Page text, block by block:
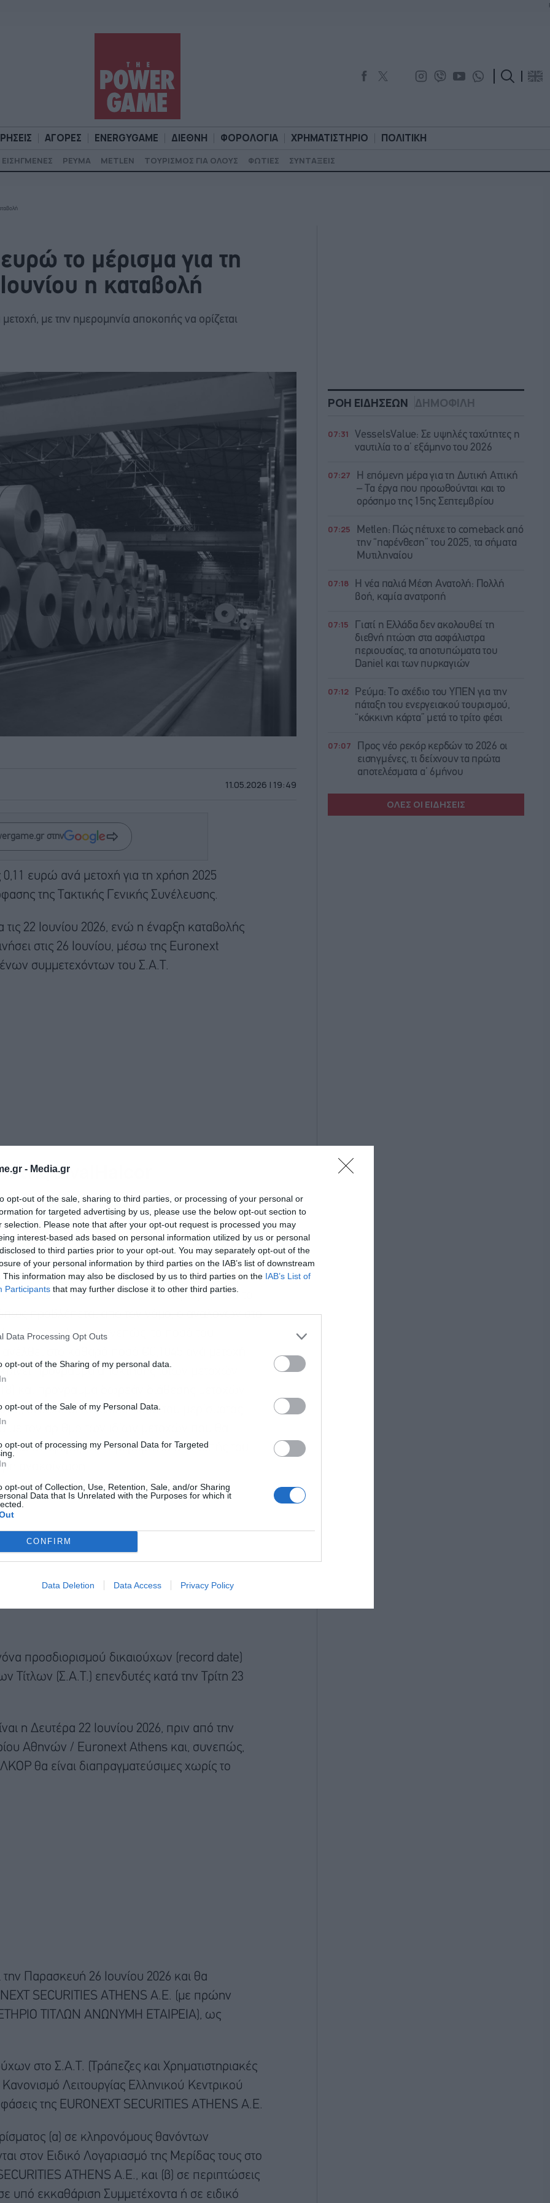
- Media.gr
opt-out of the sale, sharing to third parties, or processing of your personal or
for targeted advertising by us, please use the below opt-out section to
selection. Please note that after your opt-out request is processed you may
interest-based ads based on personal information utilized by us or personal
to third parties prior to your opt-out. You may separately opt-out of the
of your personal information by third parties on the IAB’s list of downstream
This information may also be disclosed by us to third parties on the IAB’s List of
Participants that may further disclose it to other third parties.
Data Processing Opt Outs
opt-out of the Sharing of my personal data.
opt-out of the Sale of my Personal Data.
opt-out of processing my Personal Data for Targeted
opt-out of Collection, Use, Retention, Sale, and/or Sharing
Data that Is Unrelated with the Purposes for which it
CONFIRM
Data Deletion Data Access Privacy Policy
ΑΓΟΡΕΣ ENERGYGAME ΔΙΕΘΝΗ ΦΟΡΟΛΟΓΙΑ ΧΡΗΜΑΤΙΣΤΗΡΙΟ ΠΟΛΙΤΙΚΗ
ΕΙΣΗΓΜΕΝΕΣ ΡΕΥΜΑ METLEN ΤΟΥΡΙΣΜΟΣ ΓΙΑ ΟΛΟΥΣ ΦΩΤΙΕΣ ΣΥΝΤΑΞΕΙΣ
το μέρισμα για τη
η καταβολή
με την ημερομηνία αποκοπής να ορίζεται
11.05.2026 | 19:49
στην
0,11 ευρώ ανά μετοχή για τη χρήση 2025
της Τακτικής Γενικής Συνέλευσης.
22 Ιουνίου 2026, ενώ η έναρξη καταβολής
στις 26 Ιουνίου, μέσω της Euronext
συμμετεχόντων του Σ.Α.Τ.
της ElvalHalcor
ΧΑΛΚΟΥ ΚΑΙ ΑΛΟΥΜΙΝΙΟΥ ΑΝΩΝΥΜΟΣ
εξής «ΕΛΒΑΛΧΑΛΚΟΡ») ανακοινώνει, σύμφωνα
του Χρηματιστηρίου Αθηνών, ότι με απόφαση
της, της 11ης Μαΐου 2026, το μέρισμα για
ανά μετοχή της ΕΛΒΑΛΧΑΛΚΟΡ, πλην των
και δεν δικαιούνται μέρισμα. Από το
προβλέπεται από τον νόμο, ο αναλογών στο
ανά μετοχή και, συνεπώς, το ποσό του
στο καθαρό ποσό €0,1045 ανά μετοχή.
πρόγραμμα απόκτησης ιδίων μετοχών
και πρόγραμμα δωρεάν διάθεσης μετοχών
ενδέχεται το τελικό ποσό του μερίσματος
τον αριθμό των ιδίων μετοχών που θα
αναφερόμενη ημερομηνία αποκοπής του
ανακοίνωση.
προσδιορισμού δικαιούχων (record date)
Τίτλων (Σ.Α.Τ.) επενδυτές κατά την Τρίτη 23
η Δευτέρα 22 Ιουνίου 2026, πριν από την
Αθηνών / Euronext Athens και, συνεπώς,
θα είναι διαπραγματεύσιμες χωρίς το
Παρασκευή 26 Ιουνίου 2026 και θα
SECURITIES ATHENS Α.Ε. (με πρώην
ΤΙΤΛΩΝ ΑΝΩΝΥΜΗ ΕΤΑΙΡΕΙΑ), ως
στο Σ.Α.Τ. (Τράπεζες και Χρηματιστηριακές
Λειτουργίας Ελληνικού Κεντρικού
της EURONEXT SECURITIES ATHENS Α.Ε.
(α) σε κληρονόμους θανόντων
στον Ειδικό Λογαριασμό της Μερίδας τους στο
ATHENS Α.Ε., και (β) σε περιπτώσεις
υπό εκκαθάριση Συμμετέχοντα ή σε ειδικό
ΡΟΗ ΕΙΔΗΣΕΩΝ ΔΗΜΟΦΙΛΗ
07:31
VesselsValue: Σε υψηλές ταχύτητες η
ναυτιλία το α’ εξάμηνο του 2026
07:27
Η επόμενη μέρα για τη Δυτική Αττική
– Τα έργα που προωθούνται και το
ορόσημο της 15ης Σεπτεμβρίου
07:25
Metlen: Πώς πέτυχε το comeback από
την “παρένθεση” του 2025, τα σήματα
Μυτιληναίου
07:18
Η νέα παλιά Μέση Ανατολή: Πολλή
βοή, καμία ανατροπή
07:15
Γιατί η Ελλάδα δεν ακολουθεί τη
διεθνή πτώση στα ασφάλιστρα
περιουσίας, τα αποτυπώματα του
Daniel και των πυρκαγιών
07:12
Ρεύμα: Το σχέδιο του ΥΠΕΝ για την
πάταξη του ενεργειακού τουρισμού,
“κόκκινη κάρτα” μετά το τρίτο φέσι
07:07
Προς νέο ρεκόρ κερδών το 2026 οι
εισηγμένες, τι δείχνουν τα πρώτα
αποτελέσματα α’ 6μήνου
ΟΛΕΣ ΟΙ ΕΙΔΗΣΕΙΣ